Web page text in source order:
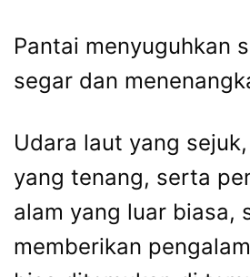
Pantai menyuguhkan
segar dan
Udara laut yang
yang tenang, serta
alam yang luar biasa,
memberikan